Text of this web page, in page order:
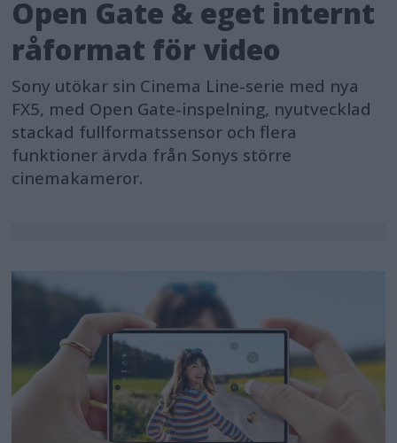
Charger, please visit here
Open Gate & eget internt
råformat för video
Sony utökar sin Cinema Line-serie med nya
FX5, med Open Gate-inspelning, nyutvecklad
stackad fullformatssensor och flera
funktioner ärvda från Sonys större
cinemakameror.